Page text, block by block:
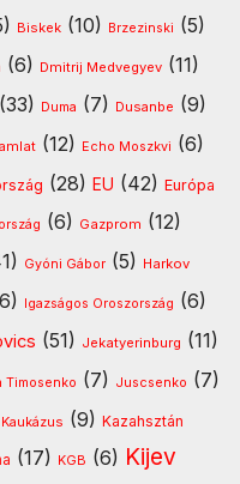
Biskek (10) Brzezinski (5)
(6) Dmitrij Medvegyev (11)
(33) Duma (7) Dusanbe (9)
(12) Echo Moszkvi (6)
(28) EU (42) Európa
(6) Gazprom (12)
Gyóni Gábor (5) Harkov
Igazságos Oroszország (6)
(51) Jekatyerinburg (11)
Timosenko (7) Juscsenko (7)
Kaukázus (9) Kazahsztán
(17) KGB (6) Kijev